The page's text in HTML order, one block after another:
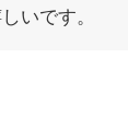
いです。